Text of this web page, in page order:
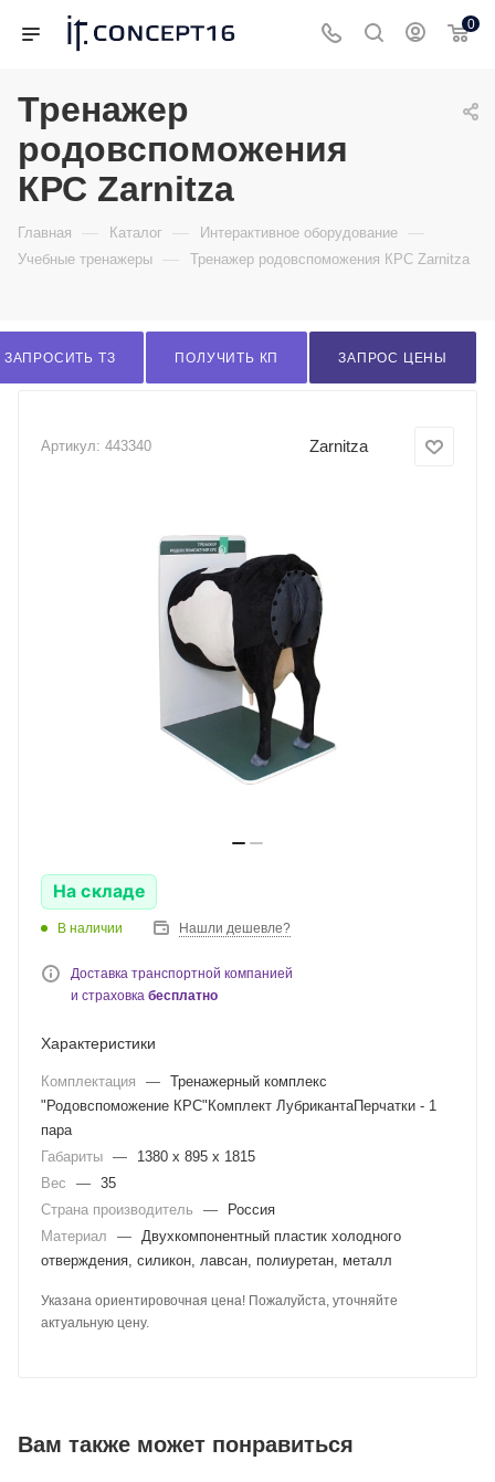
0
Тренажер
родовспоможения
КРС Zarnitza
Главная — Каталог — Интерактивное оборудование —
Учебные тренажеры — Тренажер родовспоможения КРС Zarnitza
ЗАПРОСИТЬ ТЗ ПОЛУЧИТЬ КП ЗАПРОС ЦЕНЫ
Артикул: 443340 Zarnitza
На складе
В наличии Нашли дешевле?
Доставка транспортной компанией
и страховка бесплатно
Характеристики
Комплектация — Тренажерный комплекс
"Родовспоможение КРС"Комплект ЛубрикантаПерчатки - 1
пара
Габариты —
1380 х 895 х 1815
Вес
— 35
Страна производитель
—
Россия
Материал
— Двухкомпонентный пластик холодного
отверждения, силикон, лавсан, полиуретан, металл
Указана ориентировочная цена! Пожалуйста, уточняйте
актуальную цену.
Вам также может понравиться